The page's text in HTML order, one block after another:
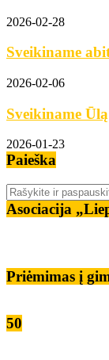
2026-02-28
Sveikiname
2026-02-06
Sveikiname Ūlą
2026-01-23
Paieška
Asociacija
Priėmimas į
50